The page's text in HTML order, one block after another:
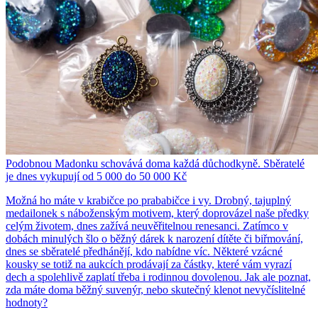
Podobnou Madonku schovává doma každá důchodkyně. Sběratelé
je dnes vykupují od 5 000 do 50 000 Kč
Možná ho máte v krabičce po prababičce i vy. Drobný, tajuplný
medailonek s náboženským motivem, který doprovázel naše předky
celým životem, dnes zažívá neuvěřitelnou renesanci. Zatímco v
dobách minulých šlo o běžný dárek k narození dítěte či biřmování,
dnes se sběratelé předhánějí, kdo nabídne víc. Některé vzácné
kousky se totiž na aukcích prodávají za částky, které vám vyrazí
dech a spolehlivě zaplatí třeba i rodinnou dovolenou. Jak ale poznat,
zda máte doma běžný suvenýr, nebo skutečný klenot nevyčíslitelné
hodnoty?